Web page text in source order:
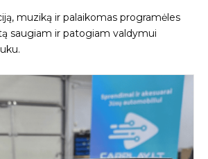
muziką ir palaikomas programėles
saugiam ir patogiam valdymui